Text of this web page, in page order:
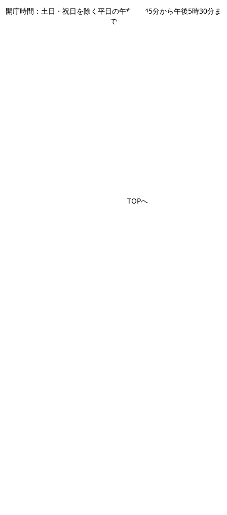
TOPへ
開庁時間：土日・祝日を除く平日の午前8時45分から午後5時30分ま
で